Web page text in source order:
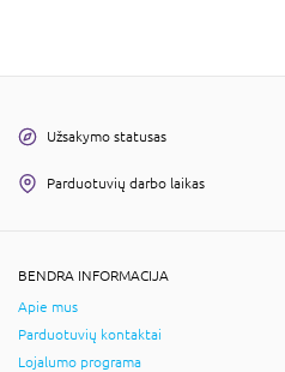
Užsakymo statusas
Parduotuvių darbo laikas
BENDRA INFORMACIJA
Apie mus
Parduotuvių kontaktai
Lojalumo programa